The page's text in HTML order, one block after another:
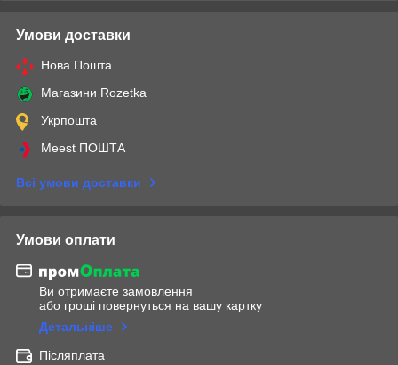
Умови доставки
Нова Пошта
Магазини Rozetka
Укрпошта
Meest ПОШТА
Всі умови доставки
Умови оплати
Ви отримаєте замовлення
або гроші повернуться на вашу картку
Детальніше
Післяплата